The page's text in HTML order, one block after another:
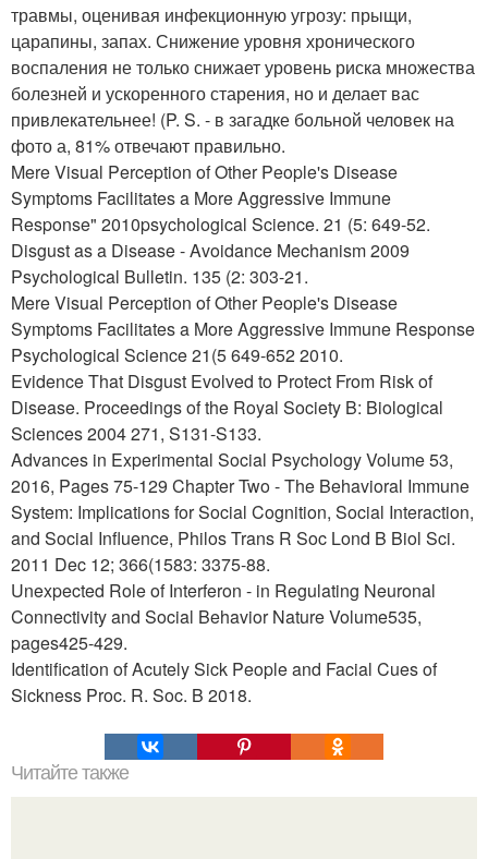
травмы, оценивая инфекционную угрозу: прыщи,
царапины, запах. Снижение уровня хронического
воспаления не только снижает уровень риска множества
болезней и ускоренного старения, но и делает вас
привлекательнее! (P. S. - в загадке больной человек на
фото а, 81% отвечают правильно.
Mere Visual Perception of Other People's Disease
Symptoms Facilitates a More Aggressive Immune
Response" 2010psychological Science. 21 (5: 649-52.
Disgust as a Disease - Avoidance Mechanism 2009
Psychological Bulletin. 135 (2: 303-21.
Mere Visual Perception of Other People's Disease
Symptoms Facilitates a More Aggressive Immune Response
Psychological Science 21(5 649-652 2010.
Evidence That Disgust Evolved to Protect From Risk of
Disease. Proceedings of the Royal Society B: Biological
Sciences 2004 271, S131-S133.
Advances in Experimental Social Psychology Volume 53,
2016, Pages 75-129 Chapter Two - The Behavioral Immune
System: Implications for Social Cognition, Social Interaction,
and Social Influence, Philos Trans R Soc Lond B Biol Sci.
2011 Dec 12; 366(1583: 3375-88.
Unexpected Role of Interferon - in Regulating Neuronal
Connectivity and Social Behavior Nature Volume535,
pages425-429.
Identification of Acutely Sick People and Facial Cues of
Sickness Proc. R. Soc. B 2018.
Читайте также